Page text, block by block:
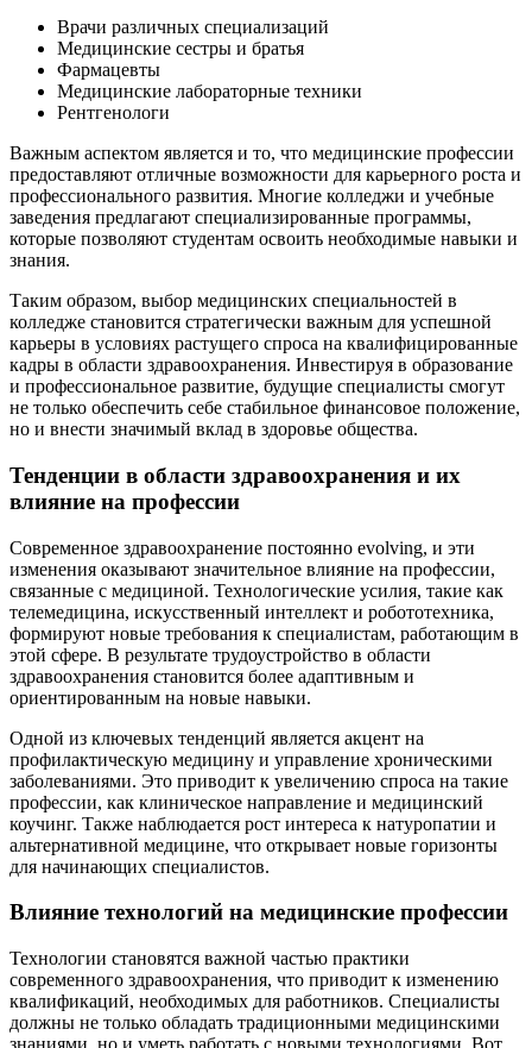
Врачи различных специализаций
Медицинские сестры и братья
Фармацевты
Медицинские лабораторные техники
Рентгенологи
Важным аспектом является и то, что медицинские профессии
предоставляют отличные возможности для карьерного роста и
профессионального развития. Многие колледжи и учебные
заведения предлагают специализированные программы,
которые позволяют студентам освоить необходимые навыки и
знания.
Таким образом, выбор медицинских специальностей в
колледже становится стратегически важным для успешной
карьеры в условиях растущего спроса на квалифицированные
кадры в области здравоохранения. Инвестируя в образование
и профессиональное развитие, будущие специалисты смогут
не только обеспечить себе стабильное финансовое положение,
но и внести значимый вклад в здоровье общества.
Тенденции в области здравоохранения и их
влияние на профессии
Современное здравоохранение постоянно evolving, и эти
изменения оказывают значительное влияние на профессии,
связанные с медициной. Технологические усилия, такие как
телемедицина, искусственный интеллект и робототехника,
формируют новые требования к специалистам, работающим в
этой сфере. В результате трудоустройство в области
здравоохранения становится более адаптивным и
ориентированным на новые навыки.
Одной из ключевых тенденций является акцент на
профилактическую медицину и управление хроническими
заболеваниями. Это приводит к увеличению спроса на такие
профессии, как клиническое направление и медицинский
коучинг. Также наблюдается рост интереса к натуропатии и
альтернативной медицине, что открывает новые горизонты
для начинающих специалистов.
Влияние технологий на медицинские профессии
Технологии становятся важной частью практики
современного здравоохранения, что приводит к изменению
квалификаций, необходимых для работников. Специалисты
должны не только обладать традиционными медицинскими
знаниями, но и уметь работать с новыми технологиями. Вот